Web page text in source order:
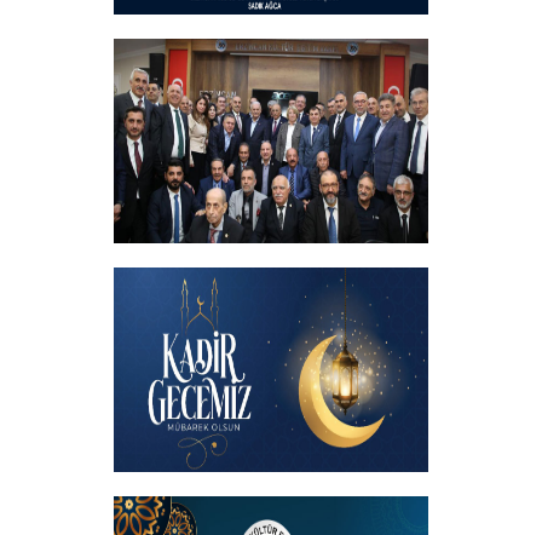
Hayırlı Bayramlar
+
İftar programında başbakanımızın
katılımıyla hemşehrilerimizle buluştuk
+
Kadir Gecemiz Mübarek Olsun